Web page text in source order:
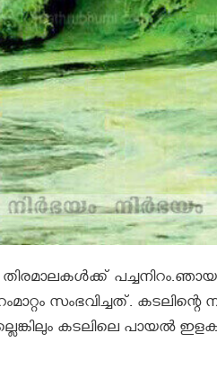
തിരമാലകള്‍ക്ക്
സംഭവിച്ചത്. കടലിന്റെ
കടലിലെ പായല്‍